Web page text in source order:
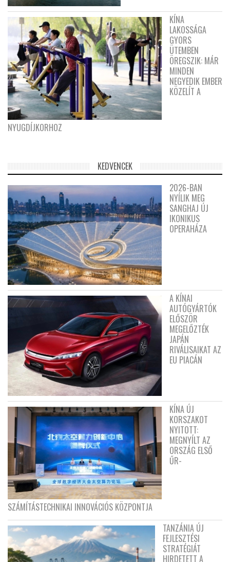
KÍNA
LAKOSSÁGA
GYORS
ÜTEMBEN
ÖREGSZIK: MÁR
MINDEN
NEGYEDIK EMBER
KÖZELÍT A
NYUGDÍJKORHOZ
KEDVENCEK
2026-BAN
NYÍLIK MEG
SANGHAJ ÚJ
IKONIKUS
OPERAHÁZA
A KÍNAI
AUTÓGYÁRTÓK
ELŐSZÖR
MEGELŐZTÉK
JAPÁN
RIVÁLISAIKAT AZ
EU PIACÁN
KÍNA ÚJ
KORSZAKOT
NYITOTT:
MEGNYÍLT AZ
ORSZÁG ELSŐ
ŰR-
SZÁMÍTÁSTECHNIKAI INNOVÁCIÓS KÖZPONTJA
TANZÁNIA ÚJ
FEJLESZTÉSI
STRATÉGIÁT
HIRDETETT A